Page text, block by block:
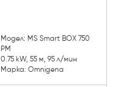
Модел: MS Smart BOX 750
PM
0.75 kW, 55 м, 95 л/мин
Марка: Omnigena